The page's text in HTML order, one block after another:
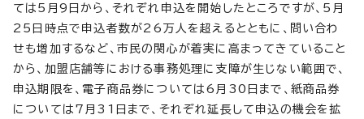
ては5月9日から、それぞれ申込を開始したところですが、5月
25日時点で申込者数が26万人を超えるとともに、問い合わ
せも増加するなど、市民の関心が着実に高まってきていること
から、加盟店舗等における事務処理に支障が生じない範囲で、
申込期限を、電子商品券については6月30日まで、紙商品券
については7月31日まで、それぞれ延長して申込の機会を拡